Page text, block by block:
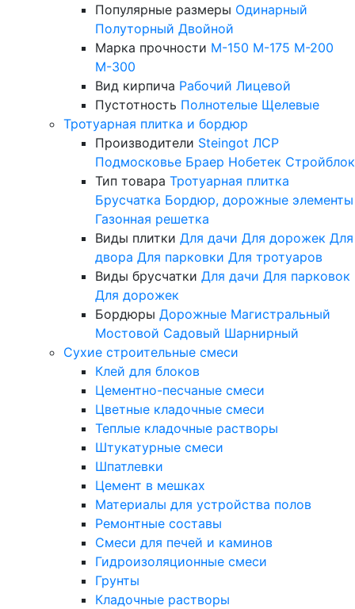
Популярные размеры Одинарный
Полуторный Двойной
Марка прочности М-150 М-175 М-200
М-300
Вид кирпича Рабочий Лицевой
Пустотность Полнотелые Щелевые
Тротуарная плитка и бордюр
Производители Steingot ЛСР
Подмосковье Браер Нобетек Стройблок
Тип товара Тротуарная плитка
Брусчатка Бордюр, дорожные элементы
Газонная решетка
Виды плитки Для дачи Для дорожек Для
двора Для парковки Для тротуаров
Виды брусчатки Для дачи Для парковок
Для дорожек
Бордюры Дорожные Магистральный
Мостовой Садовый Шарнирный
Сухие строительные смеси
Клей для блоков
Цементно-песчаные смеси
Цветные кладочные смеси
Теплые кладочные растворы
Штукатурные смеси
Шпатлевки
Цемент в мешках
Материалы для устройства полов
Ремонтные составы
Смеси для печей и каминов
Гидроизоляционные смеси
Грунты
Кладочные растворы